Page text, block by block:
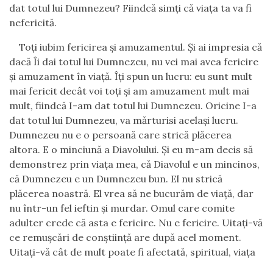
dat totul lui Dumnezeu? Fiindcă simţi că viaţa ta va fi
nefericită.
Toţi iubim fericirea şi amuzamentul. Şi ai impresia că
dacă Îi dai totul lui Dumnezeu, nu vei mai avea fericire
şi amuzament în viaţă. Îţi spun un lucru: eu sunt mult
mai fericit decât voi toţi şi am amuzament mult mai
mult, fiindcă I-am dat totul lui Dumnezeu. Oricine I-a
dat totul lui Dumnezeu, va mărturisi acelaşi lucru.
Dumnezeu nu e o persoană care strică plăcerea
altora. E o minciună a Diavolului. Şi eu m-am decis să
demonstrez prin viaţa mea, că Diavolul e un mincinos,
că Dumnezeu e un Dumnezeu bun. El nu strică
plăcerea noastră. El vrea să ne bucurăm de viaţă, dar
nu într-un fel ieftin şi murdar. Omul care comite
adulter crede că asta e fericire. Nu e fericire. Uitaţi-vă
ce remuşcări de conştiinţă are după acel moment.
Uitaţi-vă cât de mult poate fi afectată, spiritual, viaţa